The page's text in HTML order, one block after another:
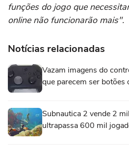
funções do jogo que
online não funcionarão mais".
Notícias relacionadas
Vazam imagens do
que parecem ser botões
Subnautica 2 vende 2
ultrapassa 600 mil